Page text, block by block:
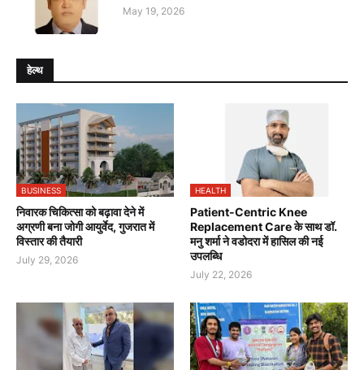
May 19, 2026
हेल्थ
BUSINESS
निवारक चिकित्सा को बढ़ावा देने में
अग्रणी बना जोगी आयुर्वेद, गुजरात में
विस्तार की तैयारी
July 29, 2026
HEALTH
Patient-Centric Knee
Replacement Care के साथ डॉ.
मनु शर्मा ने वडोदरा में हासिल की नई
उपलब्धि
July 22, 2026